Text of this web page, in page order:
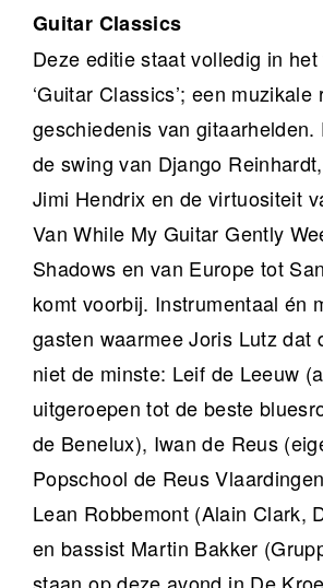
Guitar Classics
Deze editie staat volledig in
‘Guitar Classics’; een
geschiedenis van gitaarhelden.
de swing van Django
Jimi Hendrix en de virtuositeit
Van While My Guitar Gently
Shadows en van Europe tot
komt voorbij. Instrumentaal én
gasten waarmee Joris Lutz dat
niet de minste: Leif de Leeuw
uitgeroepen tot de beste
de Benelux), Iwan de Reus
Popschool de Reus
Lean Robbemont (Alain Clark,
en bassist Martin Bakker